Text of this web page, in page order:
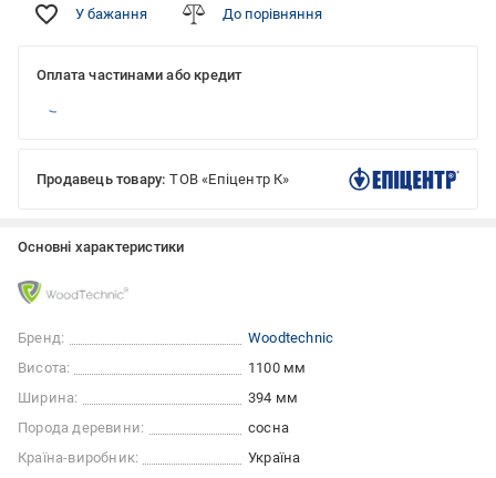
У бажання До порівняння
Оплата частинами або кредит
Продавець товару: ТОВ «Епіцентр К»
Основні характеристики
Бренд:
Woodtechnic
Висота:
1100 мм
Ширина:
394 мм
Порода деревини:
сосна
Країна-виробник:
Україна